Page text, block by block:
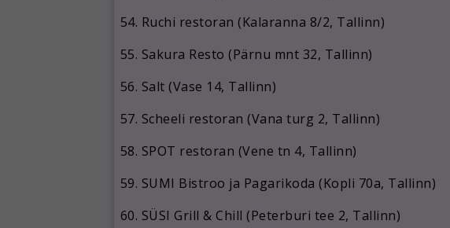
Ruchi restoran (Kalaranna 8/2, Tallinn)
Sakura Resto (Pärnu mnt 32, Tallinn)
Salt (Vase 14, Tallinn)
Scheeli restoran (Vana turg 2, Tallinn)
SPOT restoran (Vene tn 4, Tallinn)
SUMI Bistroo ja Pagarikoda (Kopli 70a, Tallinn)
SÜSI Grill & Chill (Peterburi tee 2, Tallinn)